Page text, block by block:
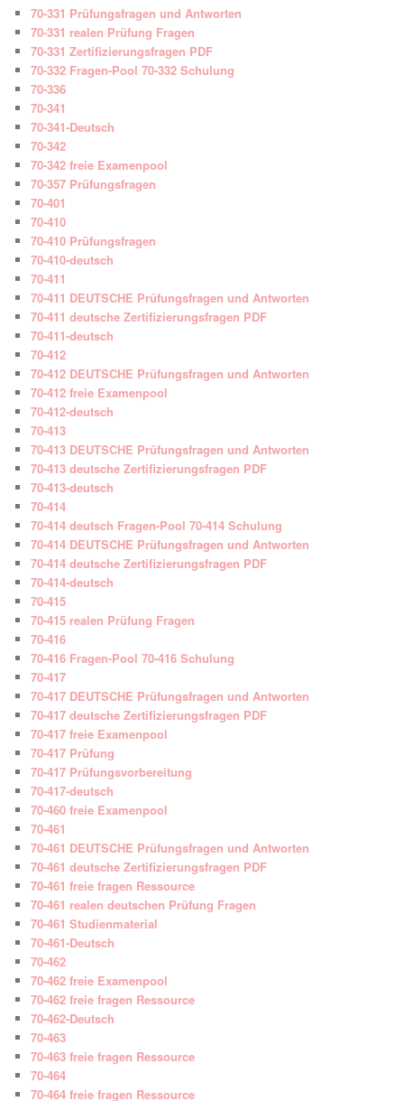
70-331 Prüfungsfragen und Antworten
70-331 realen Prüfung Fragen
70-331 Zertifizierungsfragen PDF
70-332 Fragen-Pool 70-332 Schulung
70-336
70-341
70-341-Deutsch
70-342
70-342 freie Examenpool
70-357 Prüfungsfragen
70-401
70-410
70-410 Prüfungsfragen
70-410-deutsch
70-411
70-411 DEUTSCHE Prüfungsfragen und Antworten
70-411 deutsche Zertifizierungsfragen PDF
70-411-deutsch
70-412
70-412 DEUTSCHE Prüfungsfragen und Antworten
70-412 freie Examenpool
70-412-deutsch
70-413
70-413 DEUTSCHE Prüfungsfragen und Antworten
70-413 deutsche Zertifizierungsfragen PDF
70-413-deutsch
70-414
70-414 deutsch Fragen-Pool 70-414 Schulung
70-414 DEUTSCHE Prüfungsfragen und Antworten
70-414 deutsche Zertifizierungsfragen PDF
70-414-deutsch
70-415
70-415 realen Prüfung Fragen
70-416
70-416 Fragen-Pool 70-416 Schulung
70-417
70-417 DEUTSCHE Prüfungsfragen und Antworten
70-417 deutsche Zertifizierungsfragen PDF
70-417 freie Examenpool
70-417 Prüfung
70-417 Prüfungsvorbereitung
70-417-deutsch
70-460 freie Examenpool
70-461
70-461 DEUTSCHE Prüfungsfragen und Antworten
70-461 deutsche Zertifizierungsfragen PDF
70-461 freie fragen Ressource
70-461 realen deutschen Prüfung Fragen
70-461 Studienmaterial
70-461-Deutsch
70-462
70-462 freie Examenpool
70-462 freie fragen Ressource
70-462-Deutsch
70-463
70-463 freie fragen Ressource
70-464
70-464 freie fragen Ressource